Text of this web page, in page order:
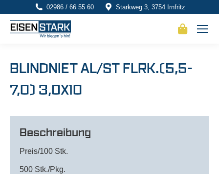
02986 / 66 55 60 Starkweg 3, 3754 Irnfritz
BLINDNIET AL/ST FLRK.(5,5-
7,0) 3,0X10
Beschreibung
Preis/100 Stk.
500 Stk./Pkg.